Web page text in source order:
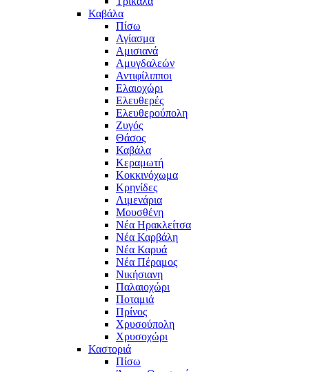
Καβάλα
Πίσω
Αγίασμα
Αμισιανά
Αμυγδαλεών
Αντιφίλιπποι
Ελαιοχώρι
Ελευθερές
Ελευθερούπολη
Ζυγός
Θάσος
Καβάλα
Κεραμωτή
Κοκκινόχωμα
Κρηνίδες
Λιμενάρια
Μουσθένη
Νέα Ηρακλείτσα
Νέα Καρβάλη
Νέα Καρυά
Νέα Πέραμος
Νικήσιανη
Παλαιοχώρι
Ποταμιά
Πρίνος
Χρυσούπολη
Χρυσοχώρι
Καστοριά
Πίσω